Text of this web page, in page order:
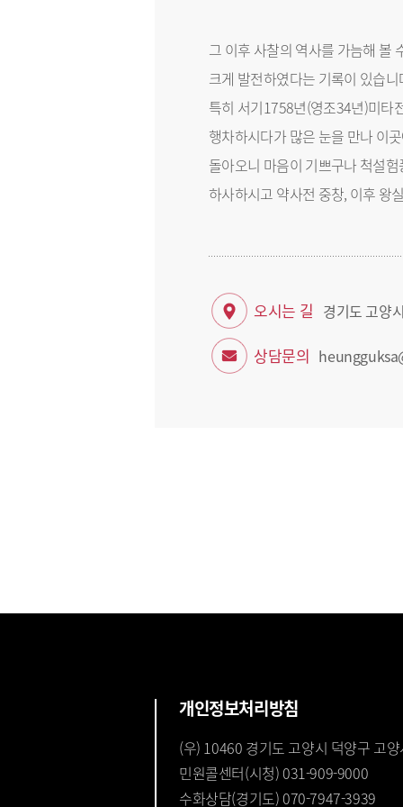
그 이후 사찰의 역사를 가늠해 볼
크게 발전하였다는 기록이 있습니
특히 서기1758년(영조34년)미타
행차하시다가 많은 눈을 만나 이
돌아오니 마음이 기쁘구나 척설
하사하시고 약사전 중창, 이후 왕
오시는 길 경기도 고양
상담문의
개인정보처리방침
(우) 10460 경기도 고양시 덕양구 고
민원콜센터(시청) 031-909-9000
수화상담(경기도) 070-7947-3939